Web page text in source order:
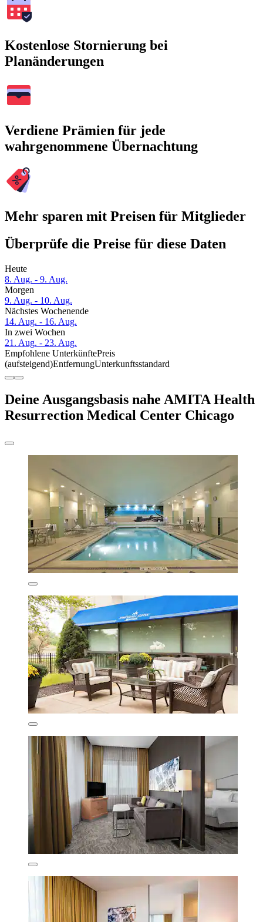
Kostenlose Stornierung bei
Planänderungen
Verdiene Prämien für jede
wahrgenommene Übernachtung
Mehr sparen mit Preisen für Mitglieder
Überprüfe die Preise für diese Daten
Heute
8. Aug. - 9. Aug.
Morgen
9. Aug. - 10. Aug.
Nächstes Wochenende
14. Aug. - 16. Aug.
In zwei Wochen
21. Aug. - 23. Aug.
Empfohlene UnterkünftePreis
(aufsteigend)EntfernungUnterkunftsstandard
Deine Ausgangsbasis nahe AMITA Health
Resurrection Medical Center Chicago